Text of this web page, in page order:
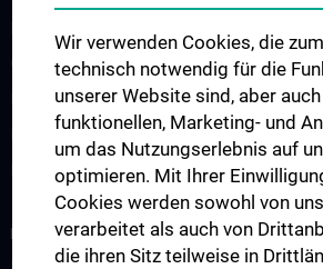
Chirurgische Lehre im
Klinisch-Praktisches Jahr (KPJ)
Famulatur
Fellows & Observer
FORSCHUNG
Forschung Viszeralchirurgie
Wir verwenden Cookies, die
technisch notwendig für die
unserer Website sind, aber
funktionellen, Marketing- und
um das Nutzungserlebnis auf
optimieren. Mit Ihrer
Cookies werden sowohl von
verarbeitet als auch von
die ihren Sitz teilweise in